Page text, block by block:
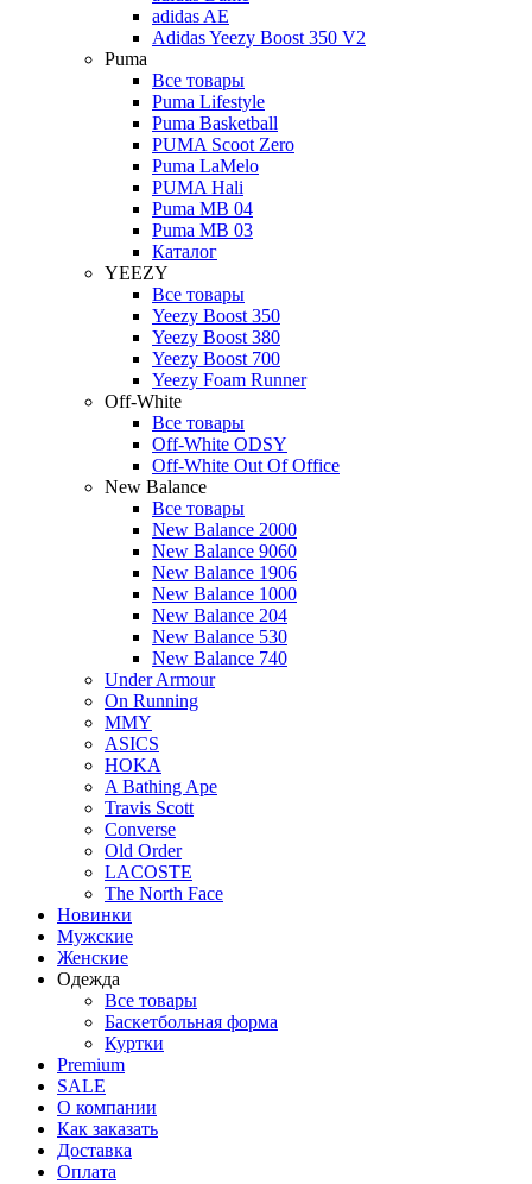
adidas AE
Adidas Yeezy Boost 350 V2
Puma
Все товары
Puma Lifestyle
Puma Basketball
PUMA Scoot Zero
Puma LaMelo
PUMA Hali
Puma MB 04
Puma MB 03
Каталог
YEEZY
Все товары
Yeezy Boost 350
Yeezy Boost 380
Yeezy Boost 700
Yeezy Foam Runner
Off-White
Все товары
Off-White ODSY
Off-White Out Of Office
New Balance
Все товары
New Balance 2000
New Balance 9060
New Balance 1906
New Balance 1000
New Balance 204
New Balance 530
New Balance 740
Under Armour
On Running
MMY
ASICS
HOKA
A Bathing Ape
Travis Scott
Converse
Old Order
LACOSTE
The North Face
Новинки
Мужские
Женские
Одежда
Все товары
Баскетбольная форма
Куртки
Premium
SALE
О компании
Как заказать
Доставка
Оплата